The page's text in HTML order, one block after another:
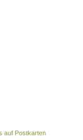
auf Postkarten